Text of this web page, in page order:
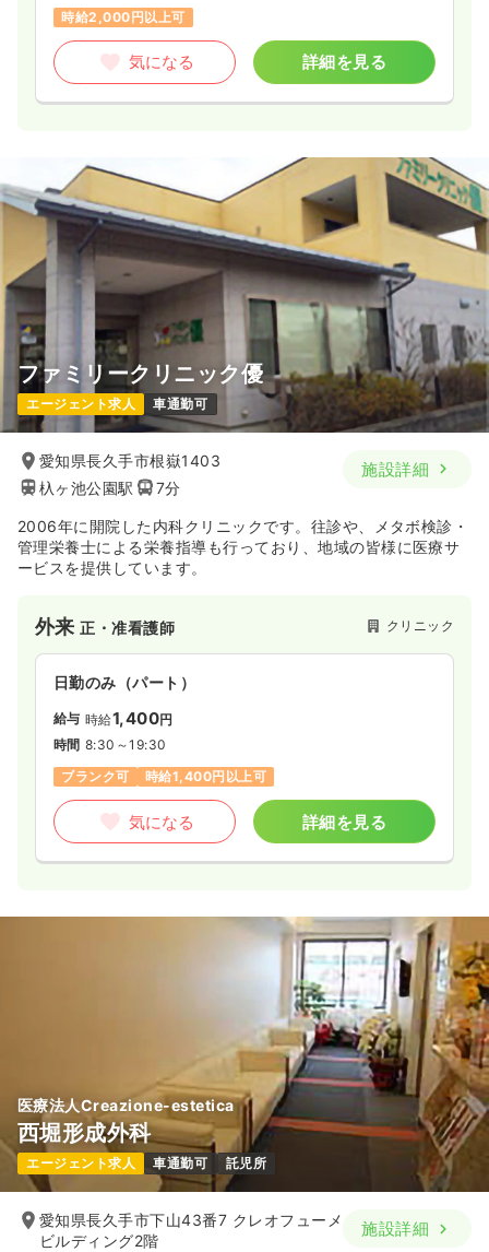
時給2,000円以上可
気になる 詳細を見る
ファミリークリニック優
エージェント求人 車通勤可
愛知県長久手市根嶽1403
杁ヶ池公園駅
7分
施設詳細
2006年に開院した内科クリニックです。往診や、メタボ検診・
管理栄養士による栄養指導も行っており、地域の皆様に医療サ
ービスを提供しています。
外来正・准看護師 クリニック
日勤のみ（パート）
給与 時給1,400円
時間 8:30～19:30
ブランク可
時給1,400円以上可
気になる 詳細を見る
医療法人Creazione-estetica
西堀形成外科
エージェント求人 車通勤可 託児所
愛知県長久手市下山43番7 クレオフューメ
ビルディング2階
施設詳細